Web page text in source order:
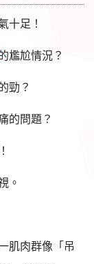
十足！
尷尬情況？
勁？
的問題？
。
肌肉群像「吊